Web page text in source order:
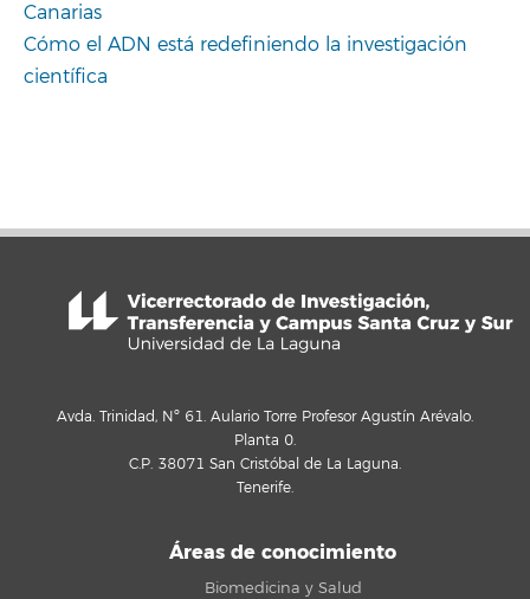
Canarias
Cómo el ADN está redefiniendo la investigación
científica
Avda. Trinidad, Nº 61. Aulario Torre Profesor Agustín Arévalo.
Planta 0.
C.P. 38071 San Cristóbal de La Laguna.
Tenerife.
Áreas de conocimiento
Biomedicina y Salud